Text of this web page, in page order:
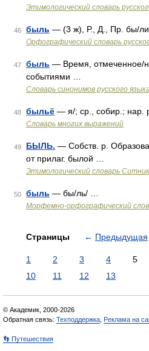
Этимологический словарь
46 быль — (3 ж), Р., Д., Пр. бы/
Орфографический словарь
47 быль — Время, отмеченное/
событиями …
Словарь синонимов русского
48 быльё — я/; ср., собир.; нар.
Словарь многих выражений
49 БЫЛЬ. — Собств. р.
от прилаг. былой …
Этимологический словарь
50 быль — бы/ль/ …
Морфемно-орфографический
Страницы ← Предыдущая
1 2 3 4 5
10
11 12 13
© Академик, 2000-2026
Обратная связь: Техподдержка Реклама на
👣 Путешествия